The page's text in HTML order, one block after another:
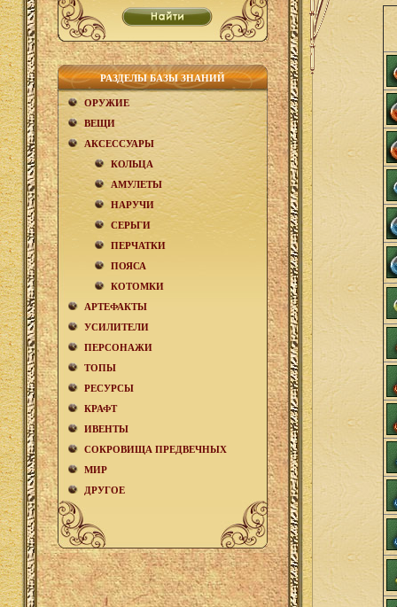
РАЗДЕЛЫ БАЗЫ ЗНАНИЙ
ОРУЖИЕ
ВЕЩИ
АКCЕСCУАРЫ
КОЛЬЦА
АМУЛЕТЫ
НАРУЧИ
СЕРЬГИ
ПЕРЧАТКИ
ПОЯСА
КОТОМКИ
АРТЕФАКТЫ
УСИЛИТЕЛИ
ПЕРСОНАЖИ
ТОПЫ
РЕСУРСЫ
КРАФТ
ИВЕНТЫ
СОКРОВИЩА ПРЕДВЕЧНЫХ
МИР
ДРУГОЕ